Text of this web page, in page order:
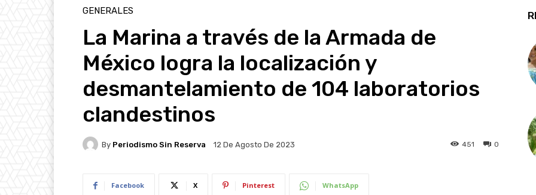
GENERALES
La Marina a través de la Armada de
México logra la localización y
desmantelamiento de 104 laboratorios
clandestinos
By Periodismo Sin Reserva 12 De Agosto De 2023 0
451
Facebook X Pinterest WhatsApp